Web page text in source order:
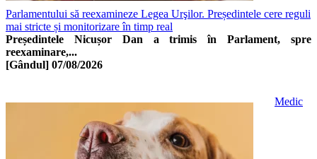
Parlamentului să reexamineze Legea Urşilor. Președintele cere reguli
mai stricte și monitorizare în timp real
Președintele Nicușor Dan a trimis în Parlament, spre
reexaminare,...
[Gândul] 07/08/2026
Medic